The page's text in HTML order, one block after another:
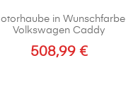
in Wunschfarbe
Volkswagen Caddy
508,99 €